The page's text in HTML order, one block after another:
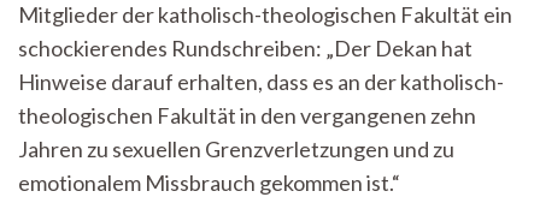
katholisch-
theologischer
Fakultät
Mitglieder der katholisch-theologischen Fakultät ein
schockierendes Rundschreiben: „Der Dekan hat
Hinweise darauf erhalten, dass es an der katholisch-
theologischen Fakultät in den vergangenen zehn
Jahren zu sexuellen Grenzverletzungen und zu
emotionalem Missbrauch gekommen ist.“